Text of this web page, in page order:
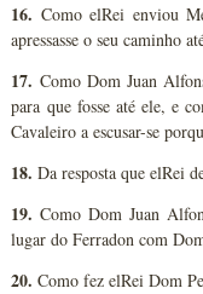
16. Como elRei enviou
apressasse o seu caminho
17. Como Dom Juan
para que fosse até ele, e
Cavaleiro a escusar-se
18. Da resposta que elRei
19. Como Dom Juan
lugar do Ferradon com
20. Como fez elRei Dom